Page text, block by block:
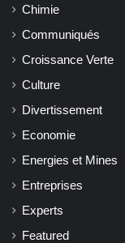
Chimie
Communiqués
Croissance Verte
Culture
Divertissement
Economie
Energies et Mines
Entreprises
Experts
Featured